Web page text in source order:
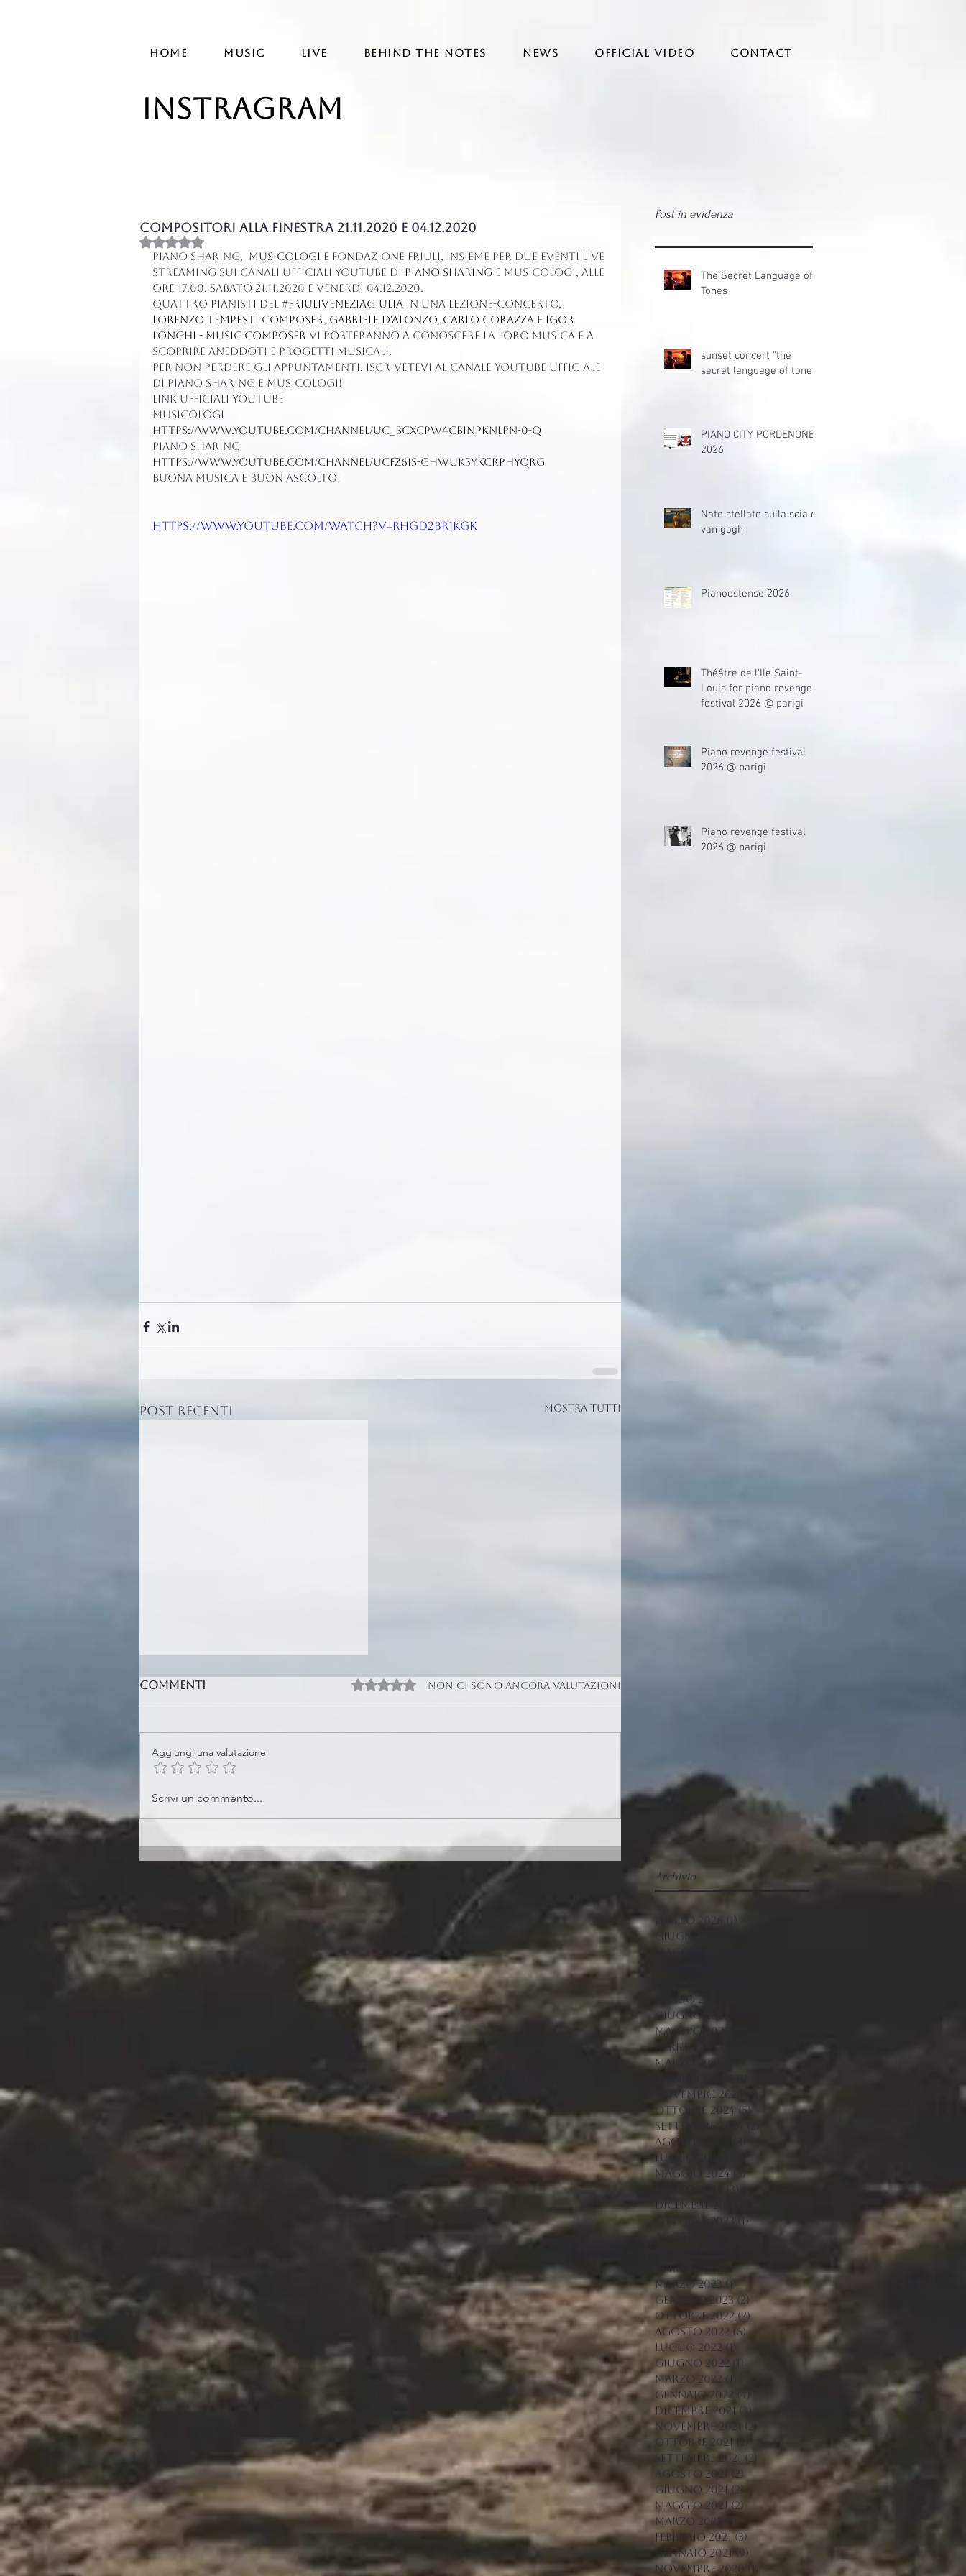
HOME MUSIC LIVE BEHIND THE NOTES NEWS OFFICIAL VIDEO CONTACT
instragram
Compositori alla Finestra 21.11.2020 e 04.12.2020
Valutazione NaN stelle su 5.
Piano Sharing, Musicologi e Fondazione Friuli, insieme per due eventi Live
Streaming sui canali ufficiali YouTube di Piano Sharing e Musicologi, alle
ore 17.00, sabato 21.11.2020 e venerdì 04.12.2020.
Quattro pianisti del #friuliveneziagiulia in una lezione-concerto,
Lorenzo Tempesti composer, Gabriele D'Alonzo, Carlo Corazza e Igor
Longhi - Music composer vi porteranno a conoscere la loro musica e a
scoprire aneddoti e progetti musicali.
Per non perdere gli appuntamenti, iscrivetevi al canale YouTube Ufficiale
di Piano Sharing e Musicologi!
Link ufficiali YouTube
Musicologi
https://www.youtube.com/channel/UC_bcXCpW4cbinPkNLpn-0-Q
Piano Sharing
https://www.youtube.com/channel/UCfz6Is-ghwUK5yKcrphYqrg
Buona musica e buon ascolto!
https://www.youtube.com/watch?v=rHgd2br1Kgk
Post recenti Mostra tutti
Tones
Commenti Valutazione 0 stelle su 5.Non ci sono ancora valutazioni
Aggiungi una valutazione
Scrivi un commento...
Post in evidenza
The Secret Language of
Tones
sunset concert "the
secret language of tones"
PIANO CITY PORDENONE
2026
Note stellate sulla scia di
van gogh
Pianoestense 2026
Théâtre de l'Ile Saint-
Louis for piano revenge
festival 2026 @ parigi
Piano revenge festival
2026 @ parigi
Piano revenge festival
2026 @ parigi
Archivio
luglio 2026 (1)
giugno 2026
maggio 2026
luglio 2025
giugno 2025
maggio 2025
aprile 2025
marzo 2025
novembre 2024
1 post
ottobre 2024 (5) 5 post
settembre 2024
agosto 2024
luglio 2024
maggio 2024
(3)3 post
(3)
3 post
dicembre 2023
ottobre 2023 (1)1 post
agosto 2023
3 post
aprile 2023
3 post
marzo 2023 (1)1 post
gennaio 2023 (2) 2 post
ottobre 2022 (2)2 post
agosto 2022 (6)6 post
luglio 2022 (1)
giugno 2022 (1)
marzo 2022 (1)
gennaio 2022
(4)
dicembre 2021 (3)3 post
novembre 2021
(2)
ottobre 2021
2 post
settembre 2021 (2) 2 post
agosto 2021
(2) 2 post
giugno 2021 (2)2 post
maggio 2021 (2) 2 post
marzo 2021
3 post
febbraio 2021 (3)
gennaio 2021 (9) 9 post
novembre 2020
(1)